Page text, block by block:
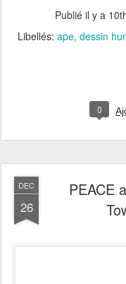
Publié il y a
Libellés: ape dessin
0
DEC
26
PEACE